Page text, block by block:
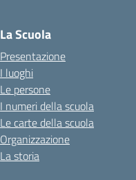
La Scuola
Presentazione
I luoghi
Le persone
I numeri della scuola
Le carte della scuola
Organizzazione
La storia